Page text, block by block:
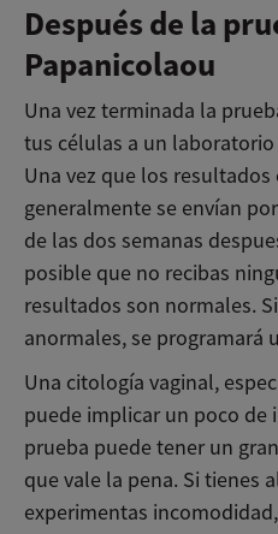
Después de la
Papanicolaou
Una vez terminada la
tus células a un
Una vez que los
generalmente se envían
de las dos semanas
posible que no recibas
resultados son normales.
anormales, se programará
Una citología vaginal,
puede implicar un poco de
prueba puede tener un
que vale la pena. Si tienes
experimentas